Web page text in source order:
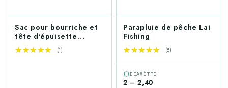
Sac pour bourriche et
tête d'épuisette
étanche 55cm
★★★★★
★★★★★ (1)
ÉPUISÉ
Parapluie de pêche Lai
Fishing
★★★★★
★★★★★ (5)
DIAMÈTRE
2 – 2,40